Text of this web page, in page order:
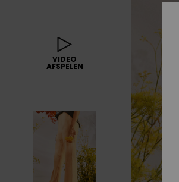
VIDEO
AFSPELEN